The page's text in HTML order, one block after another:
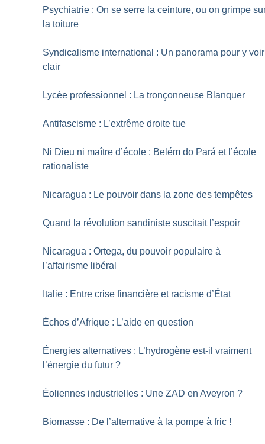
Psychiatrie : On se serre la ceinture, ou on grimpe
la toiture
Syndicalisme international : Un panorama pour y voir
clair
Lycée professionnel : La tronçonneuse Blanquer
Antifascisme : L’extrême droite tue
Ni Dieu ni maître d’école : Belém do Pará et l’école
rationaliste
Nicaragua : Le pouvoir dans la zone des tempêtes
Quand la révolution sandiniste suscitait l’espoir
Nicaragua : Ortega, du pouvoir populaire à
l’affairisme libéral
Italie : Entre crise financière et racisme d’État
Échos d’Afrique : L’aide en question
Énergies alternatives : L’hydrogène est-il vraiment
l’énergie du futur ?
Éoliennes industrielles : Une ZAD en Aveyron ?
Biomasse : De l’alternative à la pompe à fric !